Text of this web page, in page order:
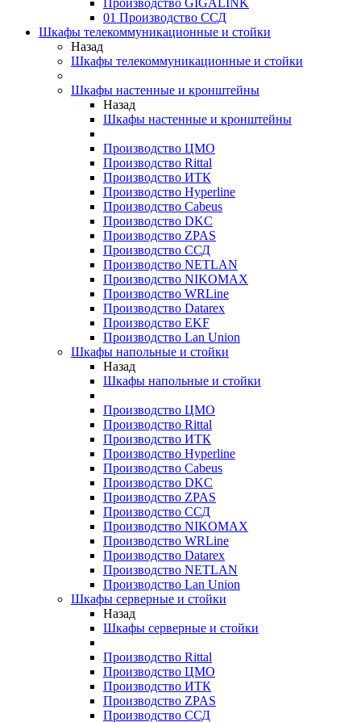
Производство GIGALINK
01 Производство ССД
Шкафы телекоммуникационные и стойки
Назад
Шкафы телекоммуникационные и стойки
Шкафы настенные и кронштейны
Назад
Шкафы настенные и кронштейны
Производство ЦМО
Производство Rittal
Производство ИТК
Производство Hyperline
Производство Cabeus
Производство DKC
Производство ZPAS
Производство ССД
Производство NETLAN
Производство NIKOMAX
Производство WRLine
Производство Datarex
Производство EKF
Производство Lan Union
Шкафы напольные и стойки
Назад
Шкафы напольные и стойки
Производство ЦМО
Производство Rittal
Производство ИТК
Производство Hyperline
Производство Cabeus
Производство DKC
Производство ZPAS
Производство ССД
Производство NIKOMAX
Производство WRLine
Производство Datarex
Производство NETLAN
Производство Lan Union
Шкафы серверные и стойки
Назад
Шкафы серверные и стойки
Производство Rittal
Производство ЦМО
Производство ИТК
Производство ZPAS
Производство ССД